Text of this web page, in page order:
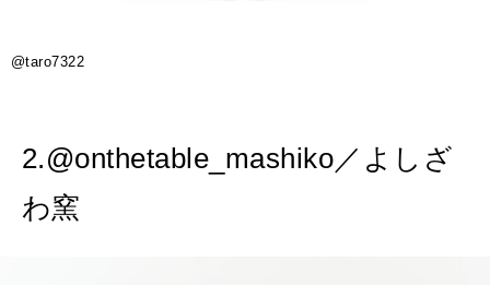
@taro7322
2.@onthetable_mashiko／よしざ
わ窯